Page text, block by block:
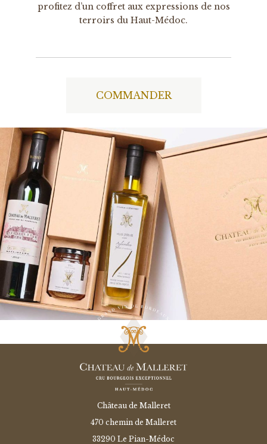
profitez d’un coffret aux expressions de nos
terroirs du Haut-Médoc.
COMMANDER
Château de Malleret
470 chemin de Malleret
33290 Le Pian-Médoc